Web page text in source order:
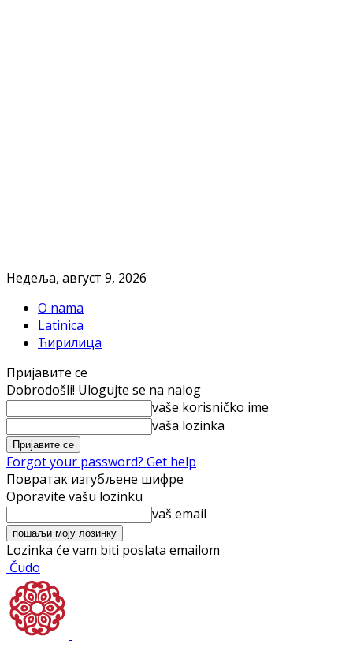
Недеља, август 9, 2026
O nama
Latinica
Ћирилица
Пријавите се
Dobrodošli! Ulogujte se na nalog
vaše korisničko ime
vaša lozinka
Forgot your password? Get help
Повратак изгубљене шифре
Oporavite vašu lozinku
vaš email
Lozinka će vam biti poslata emailom
Čudo